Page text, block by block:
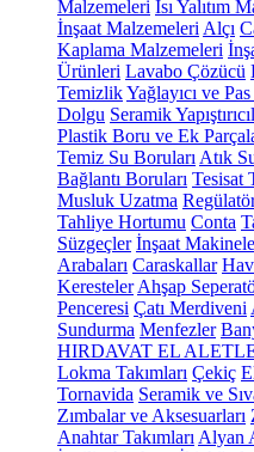
Malzemeleri Isı Yalıtım
İnşaat Malzemeleri Alçı
Kaplama Malzemeleri
Ürünleri Lavabo Çözücü
TemizlikYağlayıcı ve
Dolgu Seramik
Plastik Boru ve Ek
Temiz Su Boruları Atık
Bağlantı Boruları Tesisat
Musluk Uzatma
Tahliye Hortumu Conta
Süzgeçler İnşaat
Arabaları Caraskallar
Keresteler Ahşap
Penceresi Çatı Merdiveni
Sundurma Menfezler
HIRDAVAT EL
Lokma Takımları Çekiç
Tornavida Seramik ve
Zımbalar ve Aksesuarları
Anahtar Takımları Alyan